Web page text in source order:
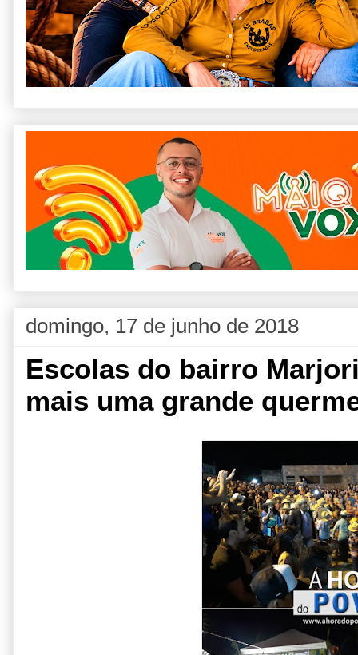
domingo, 17 de junho de 2018
Escolas do bairro
mais uma grande